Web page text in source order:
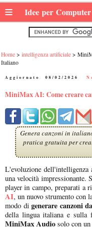
≡ Idee per
Home intelligenza artificiale
Italiano
Aggiornato: 08/02/2026
MiniMax AI: Come creare
Genera canzoni in
pratica gratuita per
L'evoluzione dell'intelligenza
una velocità impressionante.
player in campo, preparati a
AI, un nuovo strumento con
modo digenerare canzoni
della lingua italiana e
MiniMax Audio solo con un